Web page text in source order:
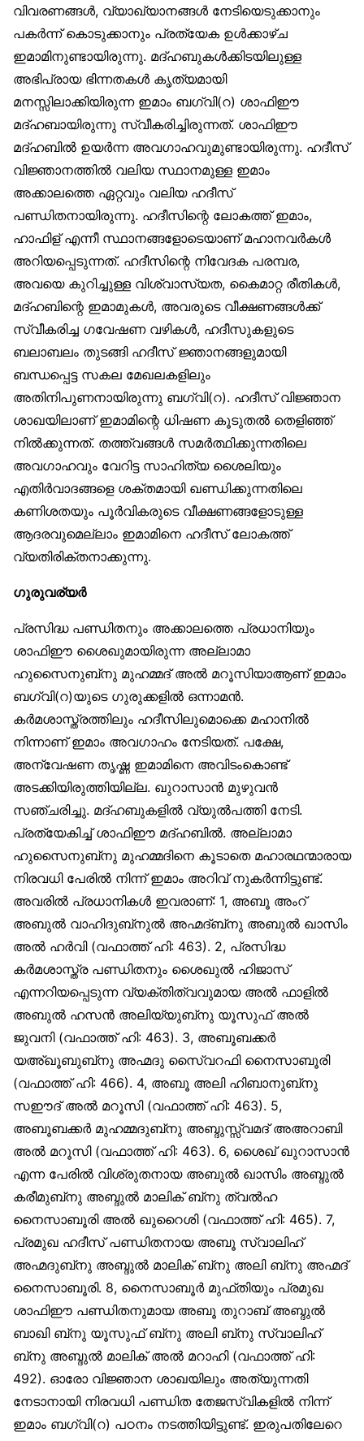
വിവരണങ്ങള്‍, വ്യാഖ്യാനങ്ങള്‍ നേടിയെടുക്കാനും
പകര്‍ന്ന് കൊടുക്കാനും പ്രത്യേക ഉള്‍ക്കാഴ്ച
ഇമാമിനുണ്ടായിരുന്നു. മദ്ഹബുകള്‍ക്കിടയിലുള്ള
അഭിപ്രായ ഭിന്നതകള്‍ കൃത്യമായി
മനസ്സിലാക്കിയിരുന്ന ഇമാം ബഗ്‌വി(റ) ശാഫിഈ
മദ്ഹബായിരുന്നു സ്വീകരിച്ചിരുന്നത്. ശാഫിഈ
മദ്ഹബില്‍ ഉയര്‍ന്ന അവഗാഹവുമുണ്ടായിരുന്നു. ഹദീസ്
വിജ്ഞാനത്തില്‍ വലിയ സ്ഥാനമുള്ള ഇമാം
അക്കാലത്തെ ഏറ്റവും വലിയ ഹദീസ്
പണ്ഡിതനായിരുന്നു. ഹദീസിന്റെ ലോകത്ത് ഇമാം,
ഹാഫിള് എന്നീ സ്ഥാനങ്ങളോടെയാണ് മഹാനവര്‍കള്‍
അറിയപ്പെടുന്നത്. ഹദീസിന്റെ നിവേദക പരമ്പര,
അവയെ കുറിച്ചുള്ള വിശ്വാസ്യത, കൈമാറ്റ രീതികള്‍,
മദ്ഹബിന്റെ ഇമാമുകള്‍, അവരുടെ വീക്ഷണങ്ങള്‍ക്ക്
സ്വീകരിച്ച ഗവേഷണ വഴികള്‍, ഹദീസുകളുടെ
ബലാബലം തുടങ്ങി ഹദീസ് ജ്ഞാനങ്ങളുമായി
ബന്ധപ്പെട്ട സകല മേഖലകളിലും
അതിനിപുണനായിരുന്നു ബഗ്‌വി(റ). ഹദീസ് വിജ്ഞാന
ശാഖയിലാണ് ഇമാമിന്റെ ധിഷണ കൂടുതല്‍ തെളിഞ്ഞ്
നില്‍ക്കുന്നത്. തത്ത്വങ്ങള്‍ സമര്‍ത്ഥിക്കുന്നതിലെ
അവഗാഹവും വേറിട്ട സാഹിത്യ ശൈലിയും
എതിര്‍വാദങ്ങളെ ശക്തമായി ഖണ്ഡിക്കുന്നതിലെ
കണിശതയും പൂര്‍വികരുടെ വീക്ഷണങ്ങളോടുള്ള
ആദരവുമെല്ലാം ഇമാമിനെ ഹദീസ് ലോകത്ത്
വ്യതിരിക്തനാക്കുന്നു.
ഗുരുവര്യര്‍
പ്രസിദ്ധ പണ്ഡിതനും അക്കാലത്തെ പ്രധാനിയും
ശാഫിഈ ശൈഖുമായിരുന്ന അല്ലാമാ
ഹുസൈനുബ്‌നു മുഹമ്മദ് അല്‍ മറൂസിയാആണ് ഇമാം
ബഗ്‌വി(റ)യുടെ ഗുരുക്കളില്‍ ഒന്നാമന്‍.
കര്‍മശാസ്ത്രത്തിലും ഹദീസിലുമൊക്കെ മഹാനില്‍
നിന്നാണ് ഇമാം അവഗാഹം നേടിയത്. പക്ഷേ,
അന്വേഷണ തൃഷ്ണ ഇമാമിനെ അവിടംകൊണ്ട്
അടക്കിയിരുത്തിയില്ല. ഖുറാസാന്‍ മുഴുവന്‍
സഞ്ചരിച്ചു. മദ്ഹബുകളില്‍ വ്യുല്‍പത്തി നേടി.
പ്രത്യേകിച്ച് ശാഫിഈ മദ്ഹബില്‍. അല്ലാമാ
ഹുസൈനുബ്‌നു മുഹമ്മദിനെ കൂടാതെ മഹാരഥന്മാരായ
നിരവധി പേരില്‍ നിന്ന് ഇമാം അറിവ് നുകര്‍ന്നിട്ടുണ്ട്.
അവരില്‍ പ്രധാനികള്‍ ഇവരാണ്: 1, അബൂ അംറ്
അബുല്‍ വാഹിദുബ്‌നുല്‍ അഹ്മദ്ബ്‌നു അബുല്‍ ഖാസിം
അല്‍ ഹര്‍വി (വഫാത്ത് ഹി: 463). 2, പ്രസിദ്ധ
കര്‍മശാസ്ത്ര പണ്ഡിതനും ശൈഖുല്‍ ഹിജാസ്
എന്നറിയപ്പെടുന്ന വ്യക്തിത്വവുമായ അല്‍ ഫാളില്‍
അബുല്‍ ഹസന്‍ അലിയ്യുബ്‌നു യൂസുഫ് അല്‍
ജുവനി (വഫാത്ത് ഹി: 463). 3, അബൂബക്കര്‍
യഅ്ഖൂബുബ്‌നു അഹ്മദു സൈ്വറഫി നൈസാബൂരി
(വഫാത്ത് ഹി: 466). 4, അബൂ അലി ഹിബാനുബ്‌നു
സഈദ് അല്‍ മറൂസി (വഫാത്ത് ഹി: 463). 5,
അബൂബക്കര്‍ മുഹമ്മദുബ്‌നു അബ്ദുസ്സ്വമദ് അഅറാബി
അല്‍ മറൂസി (വഫാത്ത് ഹി: 463). 6, ശൈഖ് ഖുറാസാന്‍
എന്ന പേരില്‍ വിശ്രുതനായ അബുല്‍ ഖാസിം അബ്ദുല്‍
കരീമുബ്‌നു അബ്ദുല്‍ മാലിക് ബ്‌നു ത്വല്‍ഹ
നൈസാബൂരി അല്‍ ഖുറൈശി (വഫാത്ത് ഹി: 465). 7,
പ്രമുഖ ഹദീസ് പണ്ഡിതനായ അബൂ സ്വാലിഹ്
അഹ്മദുബ്‌നു അബ്ദുല്‍ മാലിക് ബ്‌നു അലി ബ്‌നു അഹ്മദ്
നൈസാബൂരി. 8, നൈസാബൂര്‍ മുഫ്തിയും പ്രമുഖ
ശാഫിഈ പണ്ഡിതനുമായ അബൂ തുറാബ് അബ്ദുല്‍
ബാഖി ബ്‌നു യൂസുഫ് ബ്‌നു അലി ബ്‌നു സ്വാലിഹ്
ബ്‌നു അബ്ദുല്‍ മാലിക് അല്‍ മറാഹി (വഫാത്ത് ഹി:
492). ഓരോ വിജ്ഞാന ശാഖയിലും അത്യുന്നതി
നേടാനായി നിരവധി പണ്ഡിത തേജസ്വികളില്‍ നിന്ന്
ഇമാം ബഗ്‌വി(റ) പഠനം നടത്തിയിട്ടുണ്ട്. ഇരുപതിലേറെ